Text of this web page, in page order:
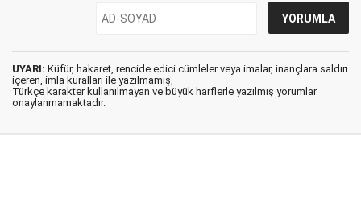
UYARI: Küfür, hakaret, rencide edici cümleler veya imalar, inançlara saldırı
içeren, imla kuralları ile yazılmamış,
Türkçe karakter kullanılmayan ve büyük harflerle yazılmış yorumlar
onaylanmamaktadır.